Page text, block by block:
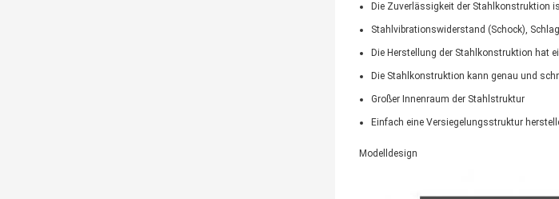
Die Zuverlässigkeit der Stahlkonstruktion
Stahlvibrationswiderstand (Schock),
Die Herstellung der Stahlkonstruktion hat
Die Stahlkonstruktion kann genau und
Großer Innenraum der Stahlstruktur
Einfach eine Versiegelungsstruktur
Modelldesign